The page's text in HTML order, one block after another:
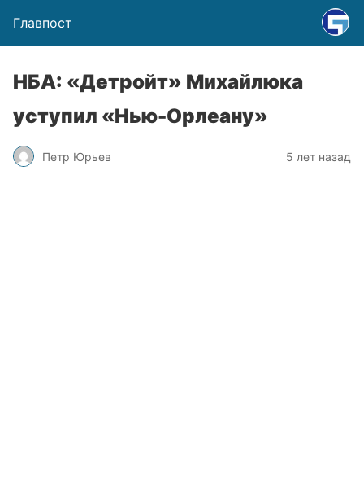
Главпост
НБА: «Детройт» Михайлюка
уступил «Нью-Орлеану»
Петр Юрьев 5 лет назад